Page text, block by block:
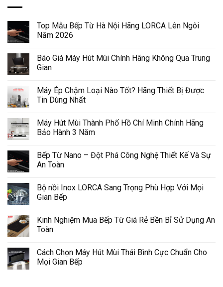
Top Mẫu Bếp Từ Hà Nội Hãng LORCA Lên Ngôi
Năm 2026
Báo Giá Máy Hút Mùi Chính Hãng Không Qua Trung
Gian
Máy Ép Chậm Loại Nào Tốt? Hãng Thiết Bị Được
Tin Dùng Nhất
Máy Hút Mùi Thành Phố Hồ Chí Minh Chính Hãng
Bảo Hành 3 Năm
Bếp Từ Nano – Đột Phá Công Nghệ Thiết Kế Và Sự
An Toàn
Bộ nồi Inox LORCA Sang Trọng Phù Hợp Với Mọi
Gian Bếp
Kinh Nghiệm Mua Bếp Từ Giá Rẻ Bền Bỉ Sử Dụng An
Toàn
Cách Chọn Máy Hút Mùi Thái Bình Cực Chuẩn Cho
Mọi Gian Bếp